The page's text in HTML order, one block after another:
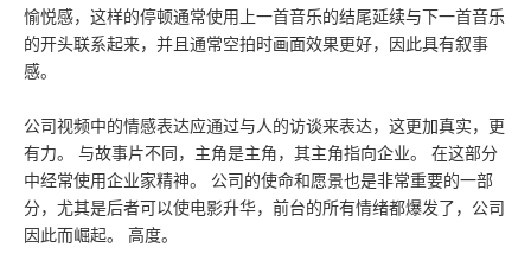
愉悦感，这样的停顿通常使用上一首音乐的结尾延续与下一首音乐
的开头联系起来，并且通常空拍时画面效果更好，因此具有叙事
感。
公司视频中的情感表达应通过与人的访谈来表达，这更加真实，更
有力。 与故事片不同，主角是主角，其主角指向企业。 在这部分
中经常使用企业家精神。 公司的使命和愿景也是非常重要的一部
分，尤其是后者可以使电影升华，前台的所有情绪都爆发了，公司
因此而崛起。 高度。